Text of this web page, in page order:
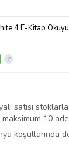
4 E-Kitap
satışı stoklarla
10
koşullarında